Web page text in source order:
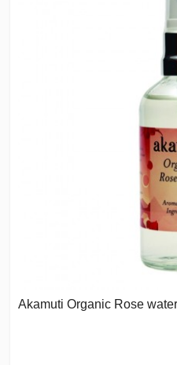
Akamuti Organic Rose